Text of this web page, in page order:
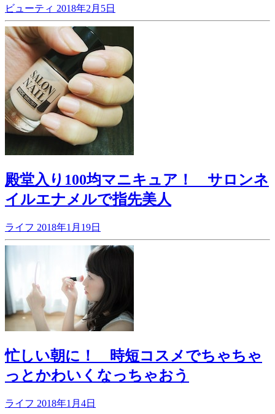
ビューティ 2018年2月5日
殿堂入り100均マニキュア！ サロンネ
イルエナメルで指先美人
ライフ 2018年1月19日
忙しい朝に！ 時短コスメでちゃちゃ
っとかわいくなっちゃおう
ライフ 2018年1月4日